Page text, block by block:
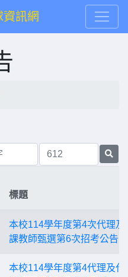
訊網
標題
本校114學年度第4次代理及
課教師甄選第6次招考公告
本校114學年度第4代理及代